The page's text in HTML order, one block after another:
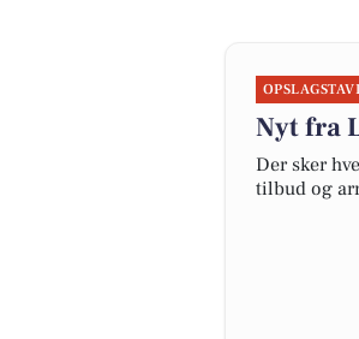
Nyt fra
Der sker
tilbud og